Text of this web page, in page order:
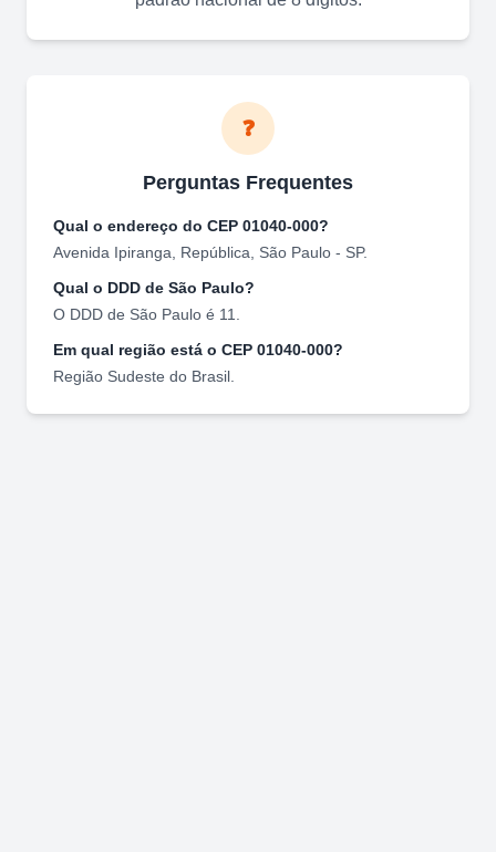
❓
Perguntas Frequentes
Qual o endereço do CEP 01040-000?
Avenida Ipiranga
República São Paulo - SP.
Qual o DDD de São Paulo?
O DDD de São Paulo é 11
Em qual região está o CEP 01040-000?
Região Sudeste do Brasil.